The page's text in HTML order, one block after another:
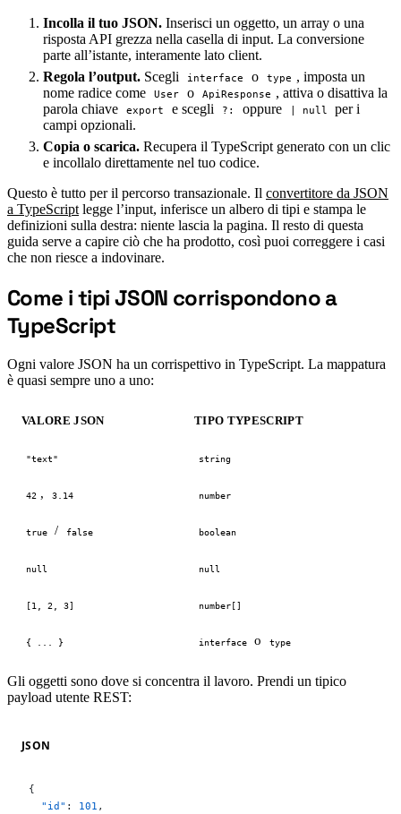
Incolla il tuo JSON. Inserisci un oggetto, un array o una
risposta API grezza nella casella di input. La conversione
parte all’istante, interamente lato client.
Regola l’output. Scegli interface o type , imposta un
nome radice come
User o ApiResponse , attiva o disattiva la
parola chiave
export e scegli ?: oppure | null
per i
campi opzionali.
Copia o scarica. Recupera il TypeScript generato con un clic
e incollalo direttamente nel tuo codice.
Questo è tutto per il percorso transazionale. Il convertitore da JSON
a TypeScript legge l’input, inferisce un albero di tipi e stampa le
definizioni sulla destra: niente lascia la pagina. Il resto di questa
guida serve a capire ciò che ha prodotto, così puoi correggere i casi
che non riesce a indovinare.
#
Come i tipi JSON corrispondono a
TypeScript
Ogni valore JSON ha un corrispettivo in TypeScript. La mappatura
è quasi sempre uno a uno:
VALORE JSON TIPO TYPESCRIPT
"text" string
42 , 3.14 number
true / false boolean
null null
[1, 2, 3] number[]
{ ... } interface o type
Gli oggetti sono dove si concentra il lavoro. Prendi un tipico
payload utente REST:
JSON
{
  "id"
: 101 ,